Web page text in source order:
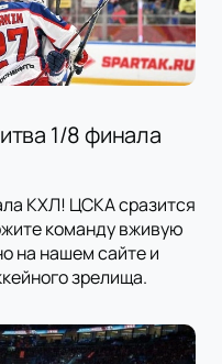
1/8 финала
КХЛ! ЦСКА сразится
команду вживую
на нашем сайте и
зрелища.